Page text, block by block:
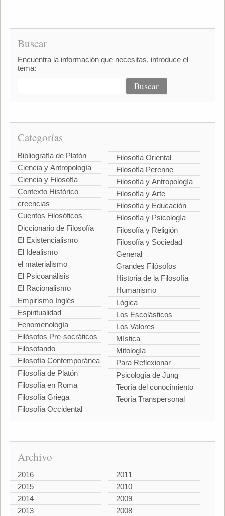
Buscar
Encuentra la información que necesitas, introduce el
tema:
Categorías
Bibliografía de Platón
Ciencia y Antropología
Ciencia y Filosofía
Contexto Histórico
creencias
Cuentos Filosóficos
Diccionario de Filosofía
El Existencialismo
El Idealismo
el materialismo
El Psicoanálisis
El Racionalismo
Empirismo Inglés
Espiritualidad
Fenomenología
Filósofos Pre-socráticos
Filosofando
Filosofía Contemporánea
Filosofía de Platón
Filosofía en Roma
Filosofía Griega
Filosofía Occidental
Filosofía Oriental
Filosofía Perenne
Filosofía y Antropología
Filosofía y Arte
Filosofía y Educación
Filosofía y Psicología
Filosofía y Religión
Filosofía y Sociedad
General
Grandes Filósofos
Historia de la Filosofía
Humanismo
Lógica
Los Escolásticos
Los Valores
Mística
Mitología
Para Reflexionar
Psicología de Jung
Teoría del conocimiento
Teoría Transpersonal
Archivo
2016
2015
2014
2013
2011
2010
2009
2008